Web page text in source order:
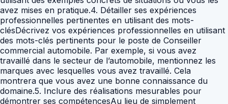
avez mises en pratique.4. Détailler ses expériences
professionnelles pertinentes en utilisant des mots-
clésDécrivez vos expériences professionnelles en utilisant
des mots-clés pertinents pour le poste de Conseiller
commercial automobile. Par exemple, si vous avez
travaillé dans le secteur de l’automobile, mentionnez les
marques avec lesquelles vous avez travaillé. Cela
montrera que vous avez une bonne connaissance du
domaine.5. Inclure des réalisations mesurables pour
démontrer ses compétencesAu lieu de simplement